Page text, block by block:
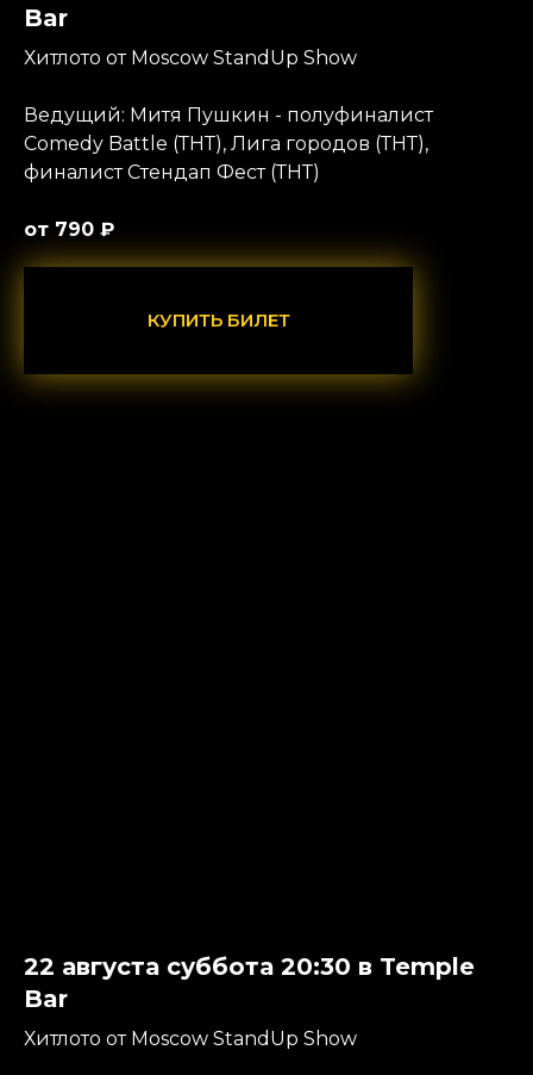
Bar
Хитлото от Moscow StandUp Show
Ведущий: Митя Пушкин - полуфиналист
Comedy Battle (ТНТ), Лига городов (ТНТ),
финалист Стендап Фест (ТНТ)
от 790 ₽
КУПИТЬ БИЛЕТ
22 августа суббота 20:30 в Temple
Bar
Хитлото от Moscow StandUp Show